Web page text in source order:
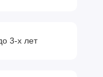
3-х лет